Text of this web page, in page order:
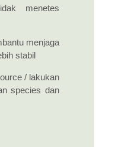
menetes
menjaga
stabil
/ lakukan
species dan